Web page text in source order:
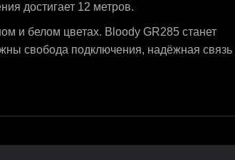
достигает 12 метров.
и белом цветах. Bloody GR285 станет
свобода подключения, надёжная связь